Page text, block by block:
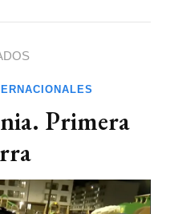
Primera